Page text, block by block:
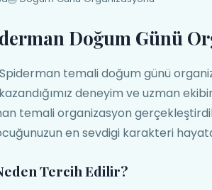
Doğum Günü
temali doğum günü
deneyim ve uzman
temali organizasyon
en sevdigi karakteri
Tercih Edilir?